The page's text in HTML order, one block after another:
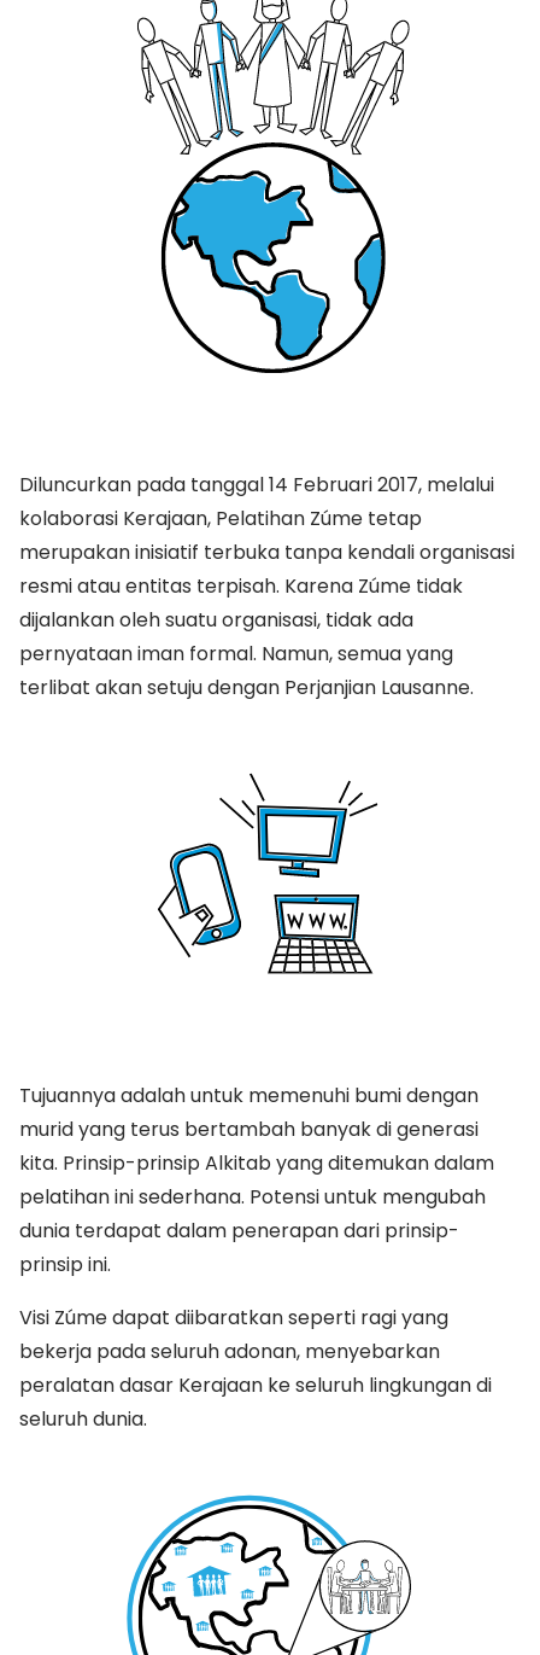
Diluncurkan pada tanggal 14 Februari 2017, melalui
kolaborasi Kerajaan, Pelatihan Zúme tetap
merupakan inisiatif terbuka tanpa kendali organisasi
resmi atau entitas terpisah. Karena Zúme tidak
dijalankan oleh suatu organisasi, tidak ada
pernyataan iman formal. Namun, semua yang
terlibat akan setuju dengan Perjanjian Lausanne.
Tujuannya adalah untuk memenuhi bumi dengan
murid yang terus bertambah banyak di generasi
kita. Prinsip-prinsip Alkitab yang ditemukan dalam
pelatihan ini sederhana. Potensi untuk mengubah
dunia terdapat dalam penerapan dari prinsip-
prinsip ini.
Visi Zúme dapat diibaratkan seperti ragi yang
bekerja pada seluruh adonan, menyebarkan
peralatan dasar Kerajaan ke seluruh lingkungan di
seluruh dunia.